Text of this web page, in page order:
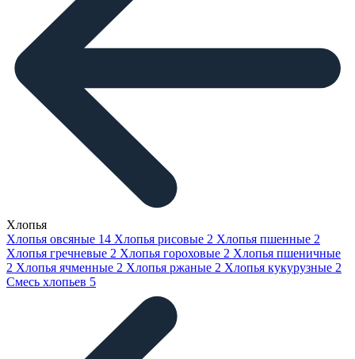
Хлопья
Хлопья овсяные 14 Хлопья рисовые 2 Хлопья пшенные 2
Хлопья гречневые 2 Хлопья гороховые 2 Хлопья пшеничные
2 Хлопья ячменные 2 Хлопья ржаные 2 Хлопья кукурузные 2
Смесь хлопьев 5